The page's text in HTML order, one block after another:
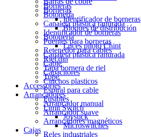
Borneras
Botonería
Canaleta plástica ranurada
Identificador de borneras
Puentes para borneras
Retenedor para cables
Riel din
Tapa bornera de riel
Tope
Accessories
Arrancadores
Arrancador manual
Arrancador suave
Arrancadores magnéticos
Cajas
Borneras
Identificador de borneras
Bloques de distribución
Botonería
Luces piloto Chint
Canaleta plástica ranurada
Cable
Capacitores
Cinchos plasticos
Espiral para cable
Fusibles
Limit Switch
Joystick
Microswitches
Reles industriales